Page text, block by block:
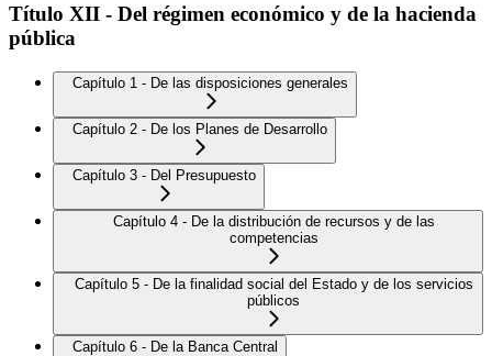
Título XII - Del régimen económico y de la hacienda
pública
Capítulo 1 - De las disposiciones generales
Capítulo 2 - De los Planes de Desarrollo
Capítulo 3 - Del Presupuesto
Capítulo 4 - De la distribución de recursos y de las
competencias
Capítulo 5 - De la finalidad social del Estado y de los servicios
públicos
Capítulo 6 - De la Banca Central